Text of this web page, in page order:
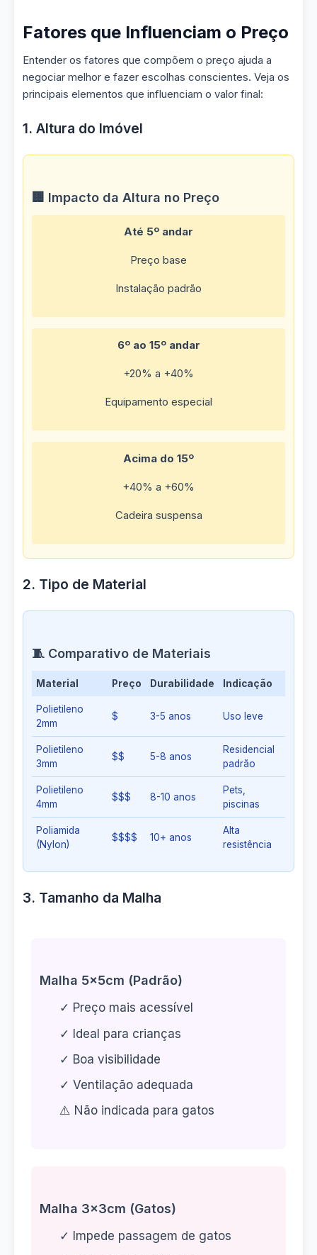
Fatores que Influenciam o Preço
Entender os fatores que compõem o preço ajuda a
negociar melhor e fazer escolhas conscientes. Veja os
principais elementos que influenciam o valor final:
1. Altura do Imóvel
🏢 Impacto da Altura no Preço
Até 5º andar
Preço base
Instalação padrão
6º ao 15º andar
+20% a +40%
Equipamento especial
Acima do 15º
+40% a +60%
Cadeira suspensa
2. Tipo de Material
🧵 Comparativo de Materiais
Material Preço Durabilidade Indicação
Polietileno
2mm
$ 3-5 anos Uso leve
Polietileno
3mm
$$ 5-8 anos
Residencial
padrão
Polietileno
4mm
$$$ 8-10 anos
Pets,
piscinas
Poliamida
(Nylon)
$$$$ 10+ anos
Alta
resistência
3. Tamanho da Malha
Malha 5x5cm (Padrão)
✓ Preço mais acessível
✓ Ideal para crianças
✓ Boa visibilidade
✓ Ventilação adequada
⚠️ Não indicada para gatos
Malha 3x3cm (Gatos)
✓ Impede passagem de gatos